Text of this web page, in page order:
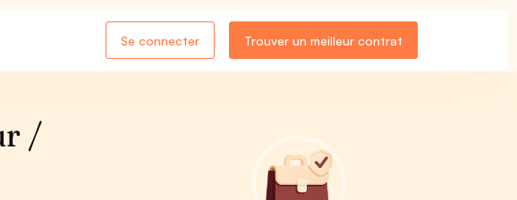
Se connecter Trouver un meilleur contrat
/